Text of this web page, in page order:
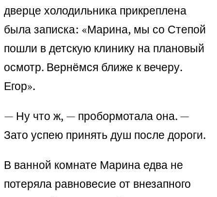
дверце холодильника прикреплена
была записка: «Марина, мы со Степой
пошли в детскую клинику на плановый
осмотр. Вернёмся ближе к вечеру.
Егор».
— Ну что ж, — пробормотала она. —
Зато успею принять душ после дороги.
В ванной комнате Марина едва не
потеряла равновесие от внезапного